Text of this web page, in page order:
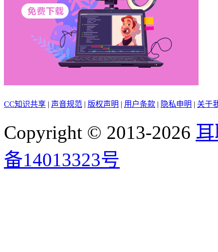
CC知识共享 | 声音规范 | 版权声明 | 用户条款 | 隐私申明 | 关于
Copyright © 2013-2026
备14013323号